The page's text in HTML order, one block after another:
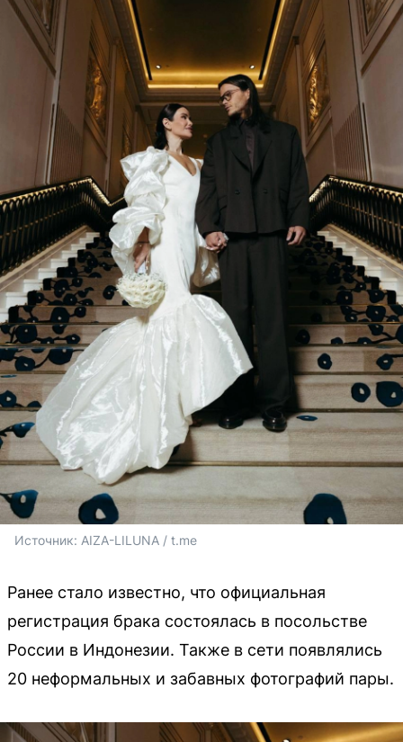
Источник: AIZA-LILUNA / t.me
Ранее стало известно, что официальная
регистрация брака состоялась в посольстве
России в Индонезии. Также в сети появлялись
20 неформальных и забавных фотографий пары.